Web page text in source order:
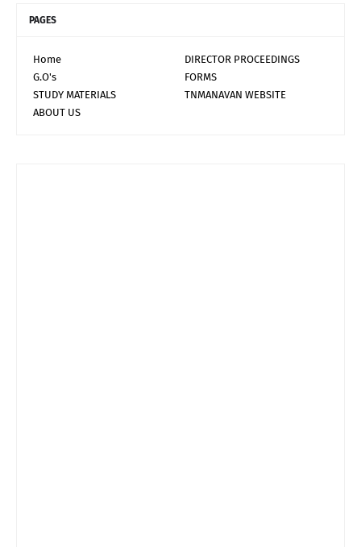
PAGES
Home
DIRECTOR PROCEEDINGS
G.O's
FORMS
STUDY MATERIALS
TNMANAVAN WEBSITE
ABOUT US